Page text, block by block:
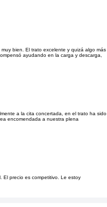
bien. El trato excelente y quizá algo más
ayudando en la carga y descarga,
a la cita concertada, en el trato ha sido
encomendada a nuestra plena
El precio es competitivo. Le estoy